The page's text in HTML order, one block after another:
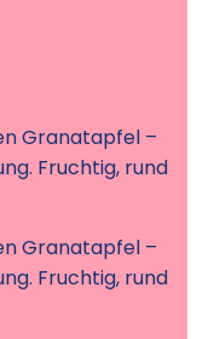
Granatapfel –
Fruchtig, rund
Granatapfel –
Fruchtig, rund